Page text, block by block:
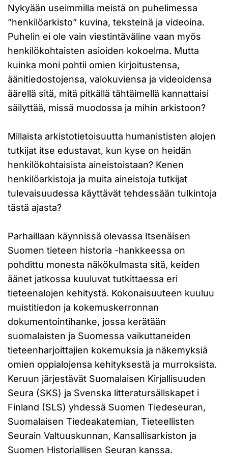
Nykyään useimmilla meistä on puhelimessa
”henkilöarkisto” kuvina, teksteinä ja videoina.
Puhelin ei ole vain viestintäväline vaan myös
henkilökohtaisten asioiden kokoelma. Mutta
kuinka moni pohtii omien kirjoitustensa,
äänitiedostojensa, valokuviensa ja videoidensa
äärellä sitä, mitä pitkällä tähtäimellä kannattaisi
säilyttää, missä muodossa ja mihin arkistoon?
Millaista arkistotietoisuutta humanististen alojen
tutkijat itse edustavat, kun kyse on heidän
henkilökohtaisista aineistoistaan? Kenen
henkilöarkistoja ja muita aineistoja tutkijat
tulevaisuudessa käyttävät tehdessään tulkintoja
tästä ajasta?
Parhaillaan käynnissä olevassa Itsenäisen
Suomen tieteen historia -hankkeessa on
pohdittu monesta näkökulmasta sitä, keiden
äänet jatkossa kuuluvat tutkittaessa eri
tieteenalojen kehitystä. Kokonaisuuteen kuuluu
muistitiedon ja kokemuskerronnan
dokumentointihanke, jossa kerätään
suomalaisten ja Suomessa vaikuttaneiden
tieteenharjoittajien kokemuksia ja näkemyksiä
omien oppialojensa kehityksestä ja murroksista.
Keruun järjestävät Suomalaisen Kirjallisuuden
Seura (SKS) ja Svenska litteratursällskapet i
Finland (SLS) yhdessä Suomen Tiedeseuran,
Suomalaisen Tiedeakatemian, Tieteellisten
Seurain Valtuuskunnan, Kansallisarkiston ja
Suomen Historiallisen Seuran kanssa.